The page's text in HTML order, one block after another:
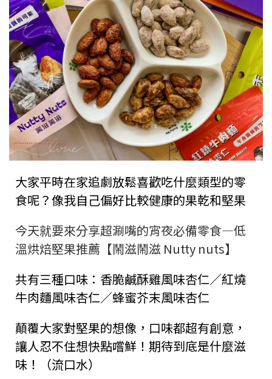
大家平時在家追劇放鬆喜歡吃什麼類型的零
食呢？像我自己偏好比較健康的果乾和堅果
今天就要來分享超涮嘴的宵夜必備零食—低
溫烘焙堅果推薦【鬧滋鬧滋 Nutty nuts】
共有三種口味：香脆鹹酥雞風味杏仁／紅燒
牛肉麵風味杏仁／蜂蜜芥末風味杏仁
顛覆大家對堅果的想像，口味都超有創意，
讓人忍不住想快點嚐鮮！期待到底是什麼滋
味！（流口水）